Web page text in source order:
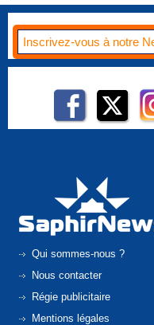
Qui sommes-nous ?
Nous contacter
Régie publicitaire
Mentions légales